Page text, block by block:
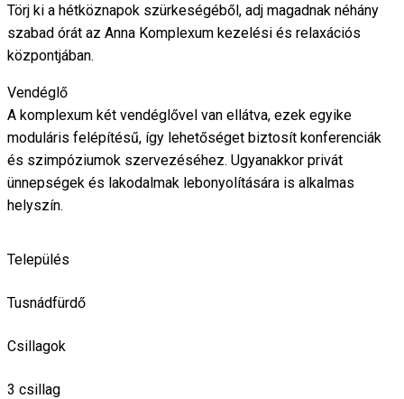
Törj ki a hétköznapok szürkeségéből, adj magadnak néhány
szabad órát az Anna Komplexum kezelési és relaxációs
központjában.
Vendéglő
A komplexum két vendéglővel van ellátva, ezek egyike
moduláris felépítésű, így lehetőséget biztosít konferenciák
és szimpóziumok szervezéséhez. Ugyanakkor privát
ünnepségek és lakodalmak lebonyolítására is alkalmas
helyszín.
Település
Tusnádfürdő
Csillagok
3 csillag